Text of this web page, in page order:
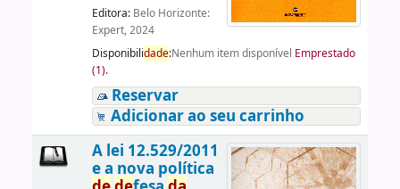
Editora: Belo Horizonte:
Expert, 2024
Disponibilidade:Nenhum item disponível Emprestado
(1).
Reservar
Adicionar ao seu carrinho
A lei 12.529/2011
e a nova política